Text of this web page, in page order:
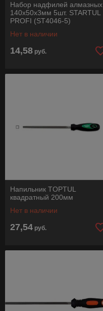
Набор надфилей алмазных
140х50х3мм 5шт. STARTUL
PROFI (ST4046-5)
Нет в наличии
14,58 руб.
Напильник TOPTUL
квадратный 200мм
Нет в наличии
27,54 руб.